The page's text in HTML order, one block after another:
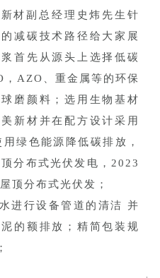
材副总经理史炜先生针
减碳技术路径给大家展
首先从源头上选择低碳
，AZO、重金属等的环保
磨颜料；选用生物基材
新材并在配方设计采用
绿色能源降低碳排放，
分布式光伏发电，2023
顶分布式光伏发；
进行设备管道的清洁 并
的额排放；精简包装规